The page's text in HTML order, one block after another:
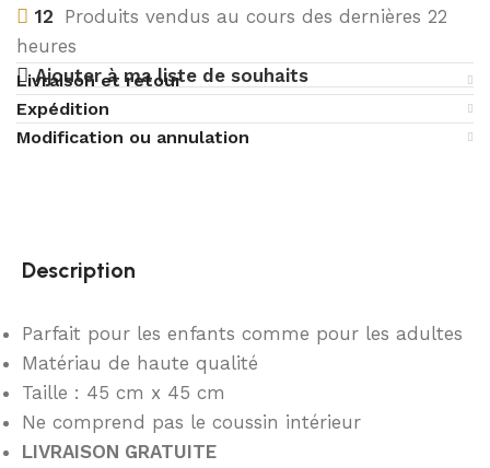
12 Produits vendus au cours des dernières 22
heures
Ajouter à ma liste de souhaits
Livraison et retour
Expédition
Modification ou annulation
Description
Parfait pour les enfants comme pour les adultes
Matériau de haute qualité
Taille : 45 cm x 45 cm
Ne comprend pas le coussin intérieur
LIVRAISON GRATUITE